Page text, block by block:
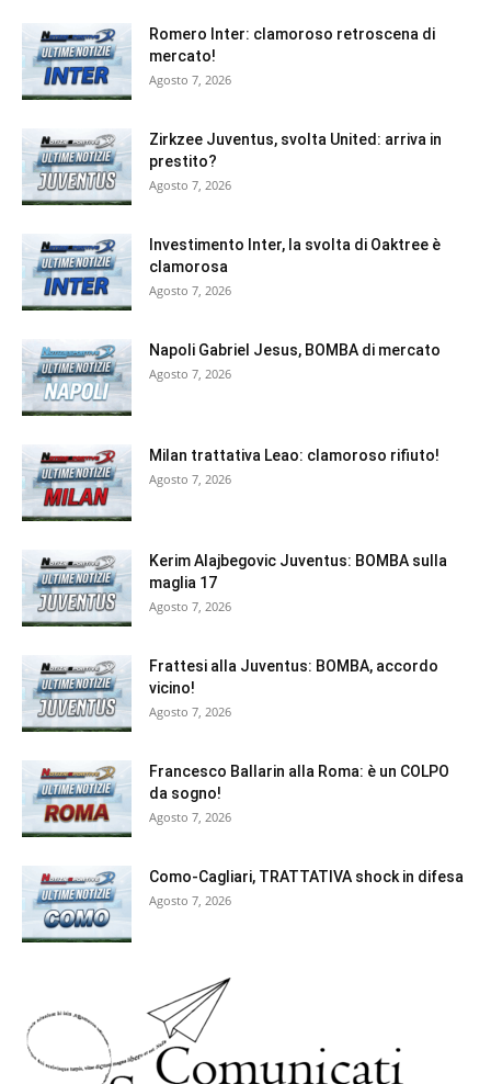
Romero Inter: clamoroso retroscena di
mercato!
Agosto 7, 2026
Zirkzee Juventus, svolta United: arriva in
prestito?
Agosto 7, 2026
Investimento Inter, la svolta di Oaktree è
clamorosa
Agosto 7, 2026
Napoli Gabriel Jesus, BOMBA di mercato
Agosto 7, 2026
Milan trattativa Leao: clamoroso rifiuto!
Agosto 7, 2026
Kerim Alajbegovic Juventus: BOMBA sulla
maglia 17
Agosto 7, 2026
Frattesi alla Juventus: BOMBA, accordo
vicino!
Agosto 7, 2026
Francesco Ballarin alla Roma: è un COLPO
da sogno!
Agosto 7, 2026
Como-Cagliari, TRATTATIVA shock in difesa
Agosto 7, 2026